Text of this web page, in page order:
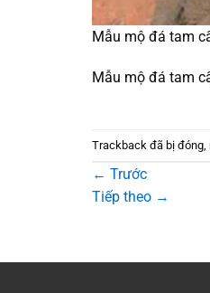
Mẫu mộ đá tam
Mẫu mộ đá tam
Trackback đã bị đóng,
← Trước
Tiếp theo →